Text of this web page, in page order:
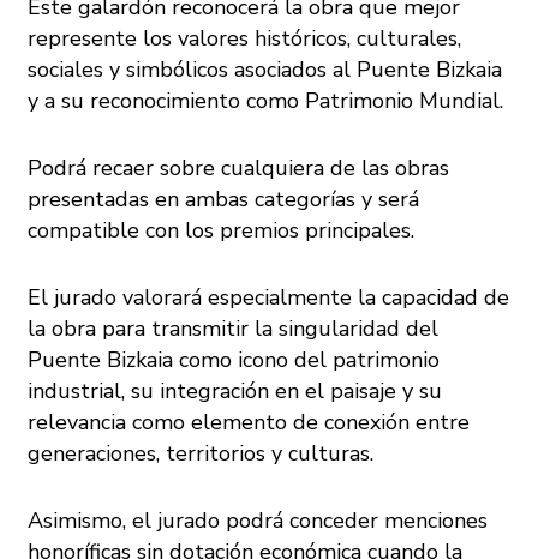
Este galardón reconocerá la obra que mejor
represente los valores históricos, culturales,
sociales y simbólicos asociados al Puente Bizkaia
y a su reconocimiento como Patrimonio Mundial.
Podrá recaer sobre cualquiera de las obras
presentadas en ambas categorías y será
compatible con los premios principales.
El jurado valorará especialmente la capacidad de
la obra para transmitir la singularidad del
Puente Bizkaia como icono del patrimonio
industrial, su integración en el paisaje y su
relevancia como elemento de conexión entre
generaciones, territorios y culturas.
Asimismo, el jurado podrá conceder menciones
honoríficas sin dotación económica cuando la